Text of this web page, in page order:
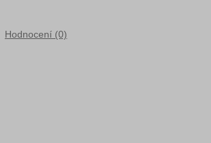
Hodnocení (0)